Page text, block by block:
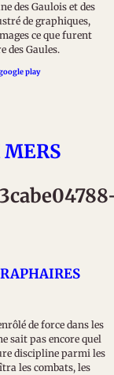
des Gaulois et des
de graphiques,
ce que furent
des Gaules.
play
MERS
de force dans les
sait pas encore quel
discipline parmi les
les combats, les